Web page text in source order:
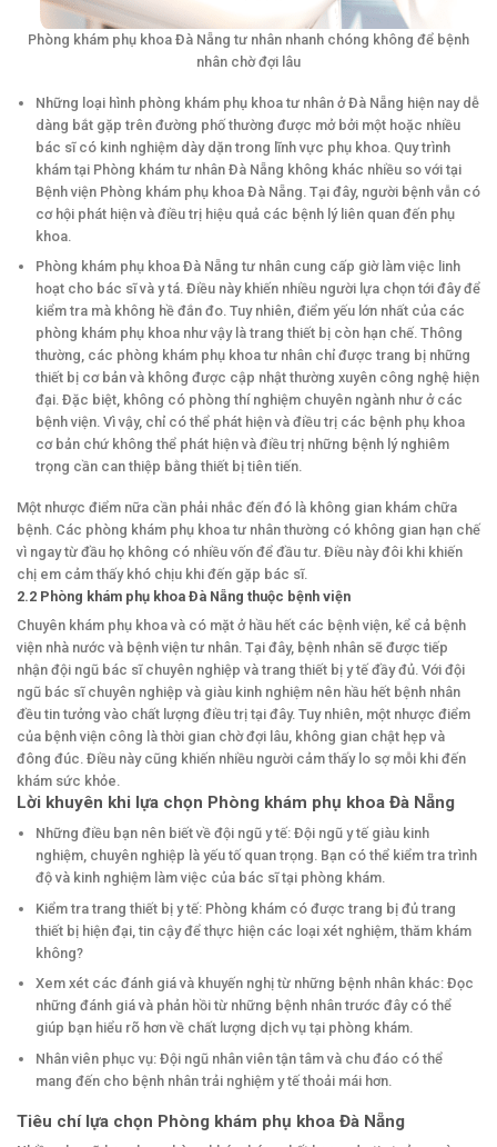
Phòng khám phụ khoa Đà Nẵng tư nhân nhanh chóng không để bệnh
nhân chờ đợi lâu
Những loại hình phòng khám phụ khoa tư nhân ở Đà Nẵng hiện nay dễ
dàng bắt gặp trên đường phố thường được mở bởi một hoặc nhiều
bác sĩ có kinh nghiệm dày dặn trong lĩnh vực phụ khoa. Quy trình
khám tại Phòng khám tư nhân Đà Nẵng không khác nhiều so với tại
Bệnh viện Phòng khám phụ khoa Đà Nẵng. Tại đây, người bệnh vẫn có
cơ hội phát hiện và điều trị hiệu quả các bệnh lý liên quan đến phụ
khoa.
Phòng khám phụ khoa Đà Nẵng tư nhân cung cấp giờ làm việc linh
hoạt cho bác sĩ và y tá. Điều này khiến nhiều người lựa chọn tới đây để
kiểm tra mà không hề đắn đo. Tuy nhiên, điểm yếu lớn nhất của các
phòng khám phụ khoa như vậy là trang thiết bị còn hạn chế. Thông
thường, các phòng khám phụ khoa tư nhân chỉ được trang bị những
thiết bị cơ bản và không được cập nhật thường xuyên công nghệ hiện
đại. Đặc biệt, không có phòng thí nghiệm chuyên ngành như ở các
bệnh viện. Vì vậy, chỉ có thể phát hiện và điều trị các bệnh phụ khoa
cơ bản chứ không thể phát hiện và điều trị những bệnh lý nghiêm
trọng cần can thiệp bằng thiết bị tiên tiến.
Một nhược điểm nữa cần phải nhắc đến đó là không gian khám chữa
bệnh. Các phòng khám phụ khoa tư nhân thường có không gian hạn chế
vì ngay từ đầu họ không có nhiều vốn để đầu tư. Điều này đôi khi khiến
chị em cảm thấy khó chịu khi đến gặp bác sĩ.
2.2 Phòng khám phụ khoa Đà Nẵng thuộc bệnh viện
Chuyên khám phụ khoa và có mặt ở hầu hết các bệnh viện, kể cả bệnh
viện nhà nước và bệnh viện tư nhân. Tại đây, bệnh nhân sẽ được tiếp
nhận đội ngũ bác sĩ chuyên nghiệp và trang thiết bị y tế đầy đủ. Với đội
ngũ bác sĩ chuyên nghiệp và giàu kinh nghiệm nên hầu hết bệnh nhân
đều tin tưởng vào chất lượng điều trị tại đây. Tuy nhiên, một nhược điểm
của bệnh viện công là thời gian chờ đợi lâu, không gian chật hẹp và
đông đúc. Điều này cũng khiến nhiều người cảm thấy lo sợ mỗi khi đến
khám sức khỏe.
Lời khuyên khi lựa chọn Phòng khám phụ khoa Đà Nẵng
Những điều bạn nên biết về đội ngũ y tế: Đội ngũ y tế giàu kinh
nghiệm, chuyên nghiệp là yếu tố quan trọng. Bạn có thể kiểm tra trình
độ và kinh nghiệm làm việc của bác sĩ tại phòng khám.
Kiểm tra trang thiết bị y tế: Phòng khám có được trang bị đủ trang
thiết bị hiện đại, tin cậy để thực hiện các loại xét nghiệm, thăm khám
không?
Xem xét các đánh giá và khuyến nghị từ những bệnh nhân khác: Đọc
những đánh giá và phản hồi từ những bệnh nhân trước đây có thể
giúp bạn hiểu rõ hơn về chất lượng dịch vụ tại phòng khám.
Nhân viên phục vụ: Đội ngũ nhân viên tận tâm và chu đáo có thể
mang đến cho bệnh nhân trải nghiệm y tế thoải mái hơn.
Tiêu chí lựa chọn Phòng khám phụ khoa Đà Nẵng